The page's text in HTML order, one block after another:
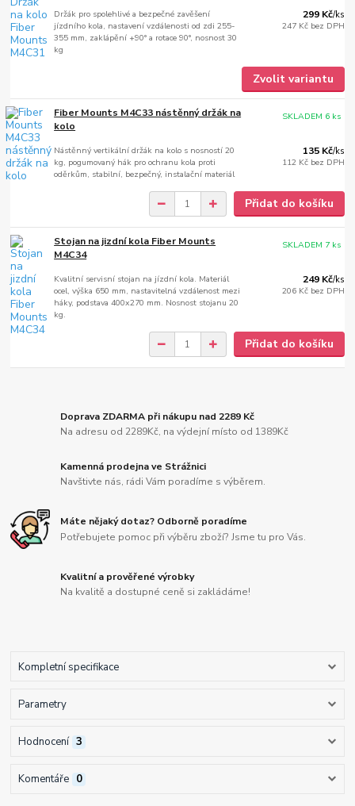
Držák pro spolehlivé a bezpečné zavěšení
jízdního kola, nastavení vzdálenosti od zdi 255-
355 mm, zaklápění +90° a rotace 90°, nosnost 30
kg
299 Kč/ks
247 Kč bez DPH
Zvolit variantu
Fiber Mounts M4C33 nástěnný držák na
kolo
Nástěnný vertikální držák na kolo s nosností 20
kg, pogumovaný hák pro ochranu kola proti
oděrkům, stabilní, bezpečný, instalační materiál
135 Kč/ks
112 Kč bez DPH
SKLADEM 6 ks
Přidat do košíku
Stojan na jizdní kola Fiber Mounts
M4C34
Kvalitní servisní stojan na jízdní kola. Materiál
ocel, výška 650 mm, nastavitelná vzdálenost mezi
háky, podstava 400x270 mm. Nosnost stojanu 20
kg.
249 Kč/ks
206 Kč bez DPH
SKLADEM 7 ks
Přidat do košíku
Doprava ZDARMA při nákupu nad 2289 Kč
Na adresu od 2289Kč, na výdejní místo od 1389Kč
Kamenná prodejna ve Strážnici
Navštivte nás, rádi Vám poradíme s výběrem.
Máte nějaký dotaz? Odborně poradíme
Potřebujete pomoc při výběru zboží? Jsme tu pro Vás.
Kvalitní a prověřené výrobky
Na kvalitě a dostupné ceně si zakládáme!
Kompletní specifikace
Parametry
Hodnocení 3
Komentáře 0